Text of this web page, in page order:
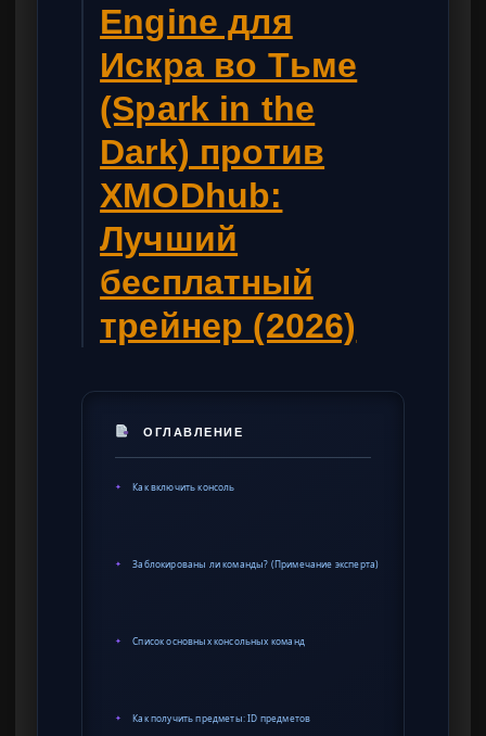
Engine для
Искра во Тьме
(Spark in the
Dark) против
XMODhub:
Лучший
бесплатный
трейнер (2026)
ОГЛАВЛЕНИЕ
✦ Как включить консоль
✦ Заблокированы ли команды? (Примечание эксперта)
✦ Список основных консольных команд
✦ Как получить предметы: ID предметов